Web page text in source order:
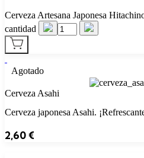
Cerveza Artesana Japonesa
cantidad
Agotado
Cerveza Asahi
Cerveza japonesa Asahi.
2,60€